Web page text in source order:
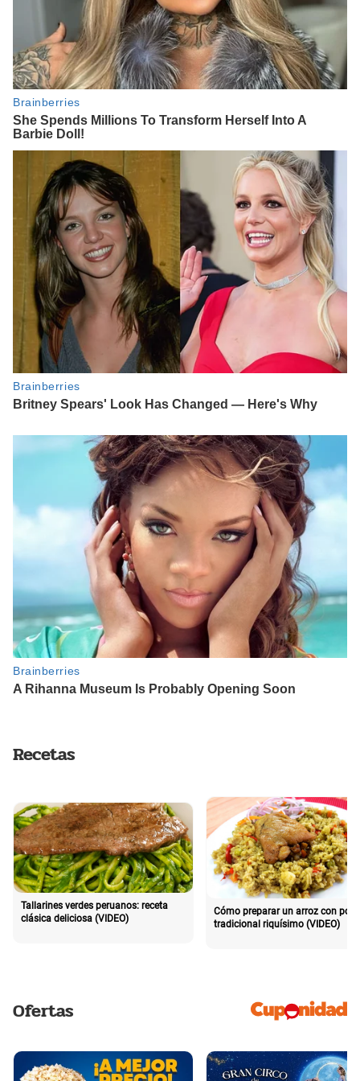
Recetas
Tallarines verdes peruanos: receta
clásica deliciosa (VIDEO)
Cómo preparar un arroz con pollo
tradicional riquísimo (VIDEO)
Ofertas